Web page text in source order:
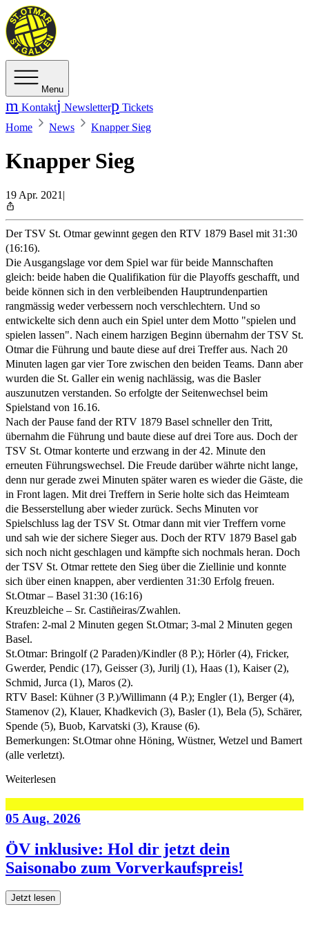
Menu
Kontakt Newsletter
Tickets
Home
News Knapper Sieg
Knapper Sieg
19 Apr. 2021 |
Der TSV St. Otmar gewinnt gegen den RTV 1879 Basel mit 31:30
(16:16).
Die Ausgangslage vor dem Spiel war für beide Mannschaften
gleich: beide haben die Qualifikation für die Playoffs geschafft, und
beide können sich in den verbleibenden Hauptrundenpartien
rangmässig weder verbessern noch verschlechtern. Und so
entwickelte sich denn auch ein Spiel unter dem Motto "spielen und
spielen lassen". Nach einem harzigen Beginn übernahm der TSV St.
Otmar die Führung und baute diese auf drei Treffer aus. Nach 20
Minuten lagen gar vier Tore zwischen den beiden Teams. Dann aber
wurden die St. Galler ein wenig nachlässig, was die Basler
auszunutzen verstanden. So erfolgte der Seitenwechsel beim
Spielstand von 16.16.
Nach der Pause fand der RTV 1879 Basel schneller den Tritt,
übernahm die Führung und baute diese auf drei Tore aus. Doch der
TSV St. Otmar konterte und erzwang in der 42. Minute den
erneuten Führungswechsel. Die Freude darüber währte nicht lange,
denn nur gerade zwei Minuten später waren es wieder die Gäste, die
in Front lagen. Mit drei Treffern in Serie holte sich das Heimteam
die Besserstellung aber wieder zurück. Sechs Minuten vor
Spielschluss lag der TSV St. Otmar dann mit vier Treffern vorne
und sah wie der sichere Sieger aus. Doch der RTV 1879 Basel gab
sich noch nicht geschlagen und kämpfte sich nochmals heran. Doch
der TSV St. Otmar rettete den Sieg über die Ziellinie und konnte
sich über einen knappen, aber verdienten 31:30 Erfolg freuen.
St.Otmar – Basel 31:30 (16:16)
Kreuzbleiche – Sr. Castiñeiras/Zwahlen.
Strafen: 2-mal 2 Minuten gegen St.Otmar; 3-mal 2 Minuten gegen
Basel.
St.Otmar: Bringolf (2 Paraden)/Kindler (8 P.); Hörler (4), Fricker,
Gwerder, Pendic (17), Geisser (3), Jurilj (1), Haas (1), Kaiser (2),
Schmid, Jurca (1), Maros (2).
RTV Basel: Kühner (3 P.)/Willimann (4 P.); Engler (1), Berger (4),
Stamenov (2), Klauer, Khadkevich (3), Basler (1), Bela (5), Schärer,
Spende (5), Buob, Karvatski (3), Krause (6).
Bemerkungen: St.Otmar ohne Höning, Wüstner, Wetzel und Bamert
(alle verletzt).
Weiterlesen
05 Aug. 2026
ÖV inklusive: Hol dir jetzt dein
Saisonabo zum Vorverkaufspreis!
Jetzt lesen